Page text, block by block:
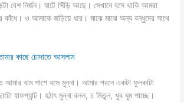
বেশ নির্জন। ঘাটে সিঁড়ি আছে। সেখানে বসে থাকি আমরা
কাঁধে। ও আমাকে জড়িয়ে ধরে। মাঝে মাঝে অন্য বন্ধুদের সাথে
কাছে চোদাতে আসলাম
আমার বাম পাশে বসে মুন্না। আমার পরনে একটা ফুলকাটা
হাফপ্যান্ট। হঠাৎ মুন্না বলল, চ মিতুল, খুব ঘুম পাচ্ছে।